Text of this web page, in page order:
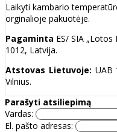
Laikyti kambario
orginalioje pakuotėje.
Pagaminta ES/ SIA „Lotos
1012, Latvija.
Atstovas Lietuvoje: UAB
Vilnius.
Parašyti atsiliepimą
Vardas:
El. pašto adresas: